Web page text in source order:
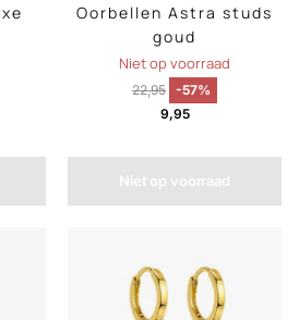
Oorbellen Astra studs
goud
Niet op voorraad
22,95 -57%
9,95
Niet op voorraad